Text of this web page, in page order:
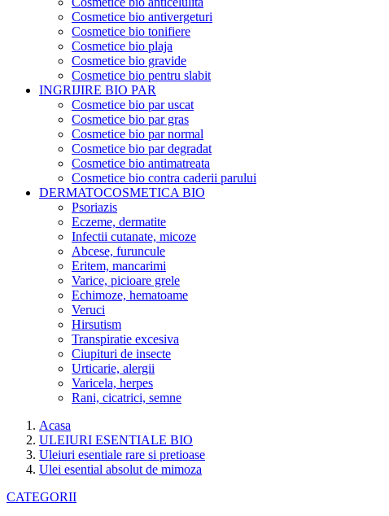
Cosmetice bio antivergeturi
Cosmetice bio tonifiere
Cosmetice bio plaja
Cosmetice bio gravide
Cosmetice bio pentru slabit
INGRIJIRE BIO PAR
Cosmetice bio par uscat
Cosmetice bio par gras
Cosmetice bio par normal
Cosmetice bio par degradat
Cosmetice bio antimatreata
Cosmetice bio contra caderii parului
DERMATOCOSMETICA BIO
Psoriazis
Eczeme, dermatite
Infectii cutanate, micoze
Abcese, furuncule
Eritem, mancarimi
Varice, picioare grele
Echimoze, hematoame
Veruci
Hirsutism
Transpiratie excesiva
Ciupituri de insecte
Urticarie, alergii
Varicela, herpes
Rani, cicatrici, semne
Acasa
ULEIURI ESENTIALE BIO
Uleiuri esentiale rare si pretioase
Ulei esential absolut de mimoza
CATEGORII